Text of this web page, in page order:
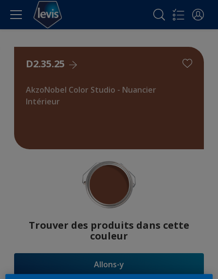
D2.35.25
AkzoNobel Color Studio - Nuancier
Intérieur
Trouver des produits dans cette
couleur
Allons-y